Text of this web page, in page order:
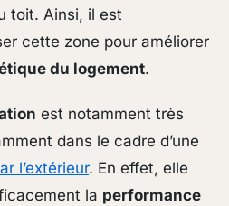
toit. Ainsi, il est
cette zone pour améliorer
du logement.
est notamment très
dans le cadre d’une
l’extérieur. En effet, elle
la performance